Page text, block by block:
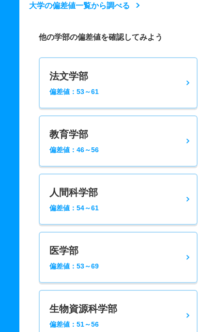
大学の偏差値一覧から調べる
他の学部の偏差値を確認してみよう
法文学部
偏差値：53～61
教育学部
偏差値：46～56
人間科学部
偏差値：54～61
医学部
偏差値：53～69
生物資源科学部
偏差値：51～56